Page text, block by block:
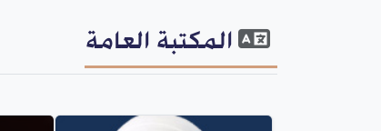
المكتبة العامة